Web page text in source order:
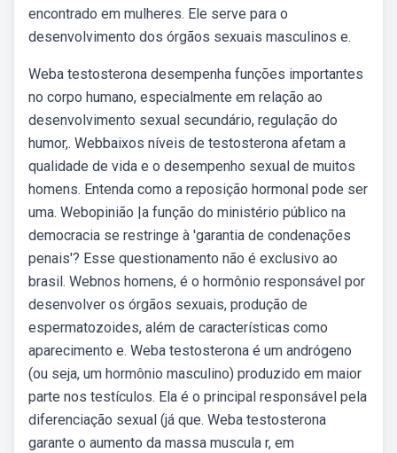
encontrado em mulheres. Ele serve para o
desenvolvimento dos órgãos sexuais masculinos e.
Weba testosterona desempenha funções importantes
no corpo humano, especialmente em relação ao
desenvolvimento sexual secundário, regulação do
humor,. Webbaixos níveis de testosterona afetam a
qualidade de vida e o desempenho sexual de muitos
homens. Entenda como a reposição hormonal pode ser
uma. Webopinião |a função do ministério público na
democracia se restringe à 'garantia de condenações
penais'? Esse questionamento não é exclusivo ao
brasil. Webnos homens, é o hormônio responsável por
desenvolver os órgãos sexuais, produção de
espermatozoides, além de características como
aparecimento e. Weba testosterona é um andrógeno
(ou seja, um hormônio masculino) produzido em maior
parte nos testículos. Ela é o principal responsável pela
diferenciação sexual (já que. Weba testosterona
garante o aumento da massa muscula r, em